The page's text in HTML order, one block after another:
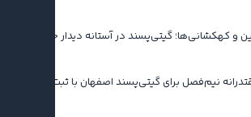
و کهکشانی‌ها؛ گیتی‌پسند در آستانه دیدار حساس
نیم‌فصل برای گیتی‌پسند اصفهان با ثبت رکورد